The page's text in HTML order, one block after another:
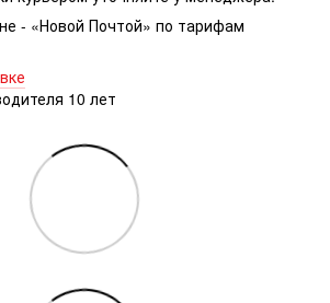
- «Новой Почтой» по тарифам
10 лет